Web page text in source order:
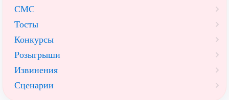
СМС
Тосты
Конкурсы
Розыгрыши
Извинения
Сценарии